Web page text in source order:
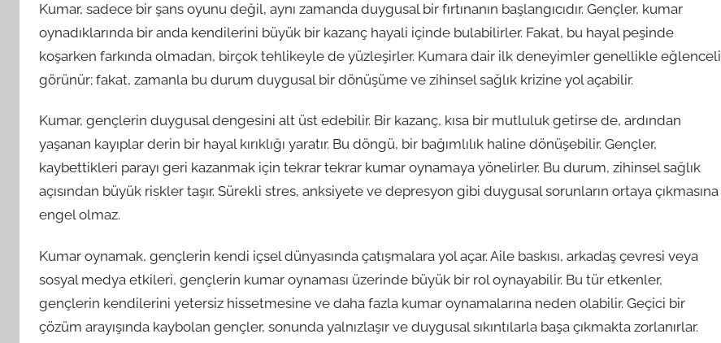
Kumar, sadece bir şans oyunu değil, aynı zamanda duygusal bir fırtınanın başlangıcıdır. Gençler, kumar
oynadıklarında bir anda kendilerini büyük bir kazanç hayali içinde bulabilirler. Fakat, bu hayal peşinde
koşarken farkında olmadan, birçok tehlikeyle de yüzleşirler. Kumara dair ilk deneyimler genellikle eğlenceli
görünür; fakat, zamanla bu durum duygusal bir dönüşüme ve zihinsel sağlık krizine yol açabilir.
Kumar, gençlerin duygusal dengesini alt üst edebilir. Bir kazanç, kısa bir mutluluk getirse de, ardından
yaşanan kayıplar derin bir hayal kırıklığı yaratır. Bu döngü, bir bağımlılık haline dönüşebilir. Gençler,
kaybettikleri parayı geri kazanmak için tekrar tekrar kumar oynamaya yönelirler. Bu durum, zihinsel sağlık
açısından büyük riskler taşır. Sürekli stres, anksiyete ve depresyon gibi duygusal sorunların ortaya çıkmasına
engel olmaz.
Kumar oynamak, gençlerin kendi içsel dünyasında çatışmalara yol açar. Aile baskısı, arkadaş çevresi veya
sosyal medya etkileri, gençlerin kumar oynaması üzerinde büyük bir rol oynayabilir. Bu tür etkenler,
gençlerin kendilerini yetersiz hissetmesine ve daha fazla kumar oynamalarına neden olabilir. Geçici bir
çözüm arayışında kaybolan gençler, sonunda yalnızlaşır ve duygusal sıkıntılarla başa çıkmakta zorlanırlar.